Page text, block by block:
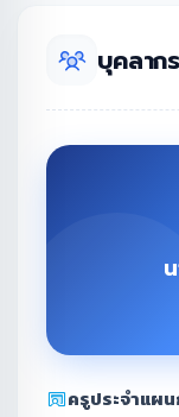
บุคลาก
ครูประจำแผ